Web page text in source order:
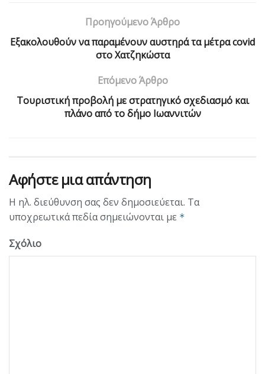
Προηγούμενο Άρθρο
Εξακολουθούν να παραμένουν αυστηρά τα μέτρα covid
στο Χατζηκώστα
Επόμενο Άρθρο
Τουριστική προβολή με στρατηγικό σχεδιασμό και
πλάνο από το δήμο Ιωαννιτών
Αφήστε μια απάντηση
Η ηλ. διεύθυνση σας δεν δημοσιεύεται. Τα
υποχρεωτικά πεδία σημειώνονται με *
Σχόλιο